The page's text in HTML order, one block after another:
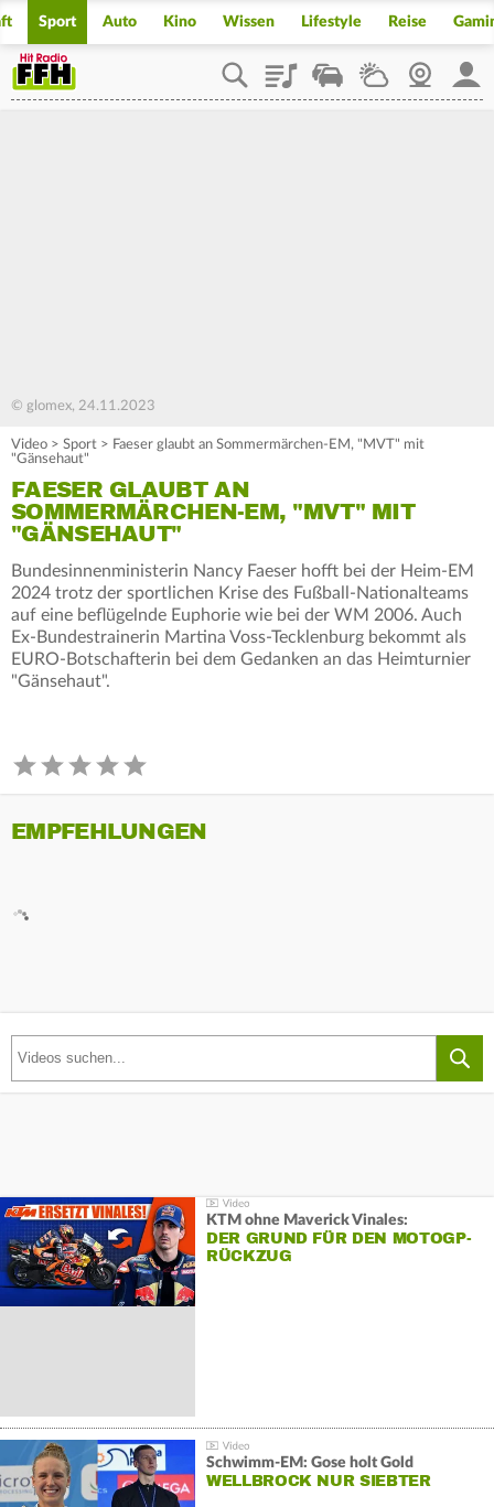
Sport Auto Kino Wissen Lifestyle Reise
PlaylistStaupilotWetterWebcam
© glomex, 24.11.2023
Video > Sport > Faeser glaubt an Sommermärchen-EM, "MVT" mit
"Gänsehaut"
FAESER GLAUBT AN
SOMMERMÄRCHEN-EM, "MVT" MIT
"GÄNSEHAUT"
Bundesinnenministerin Nancy Faeser hofft bei der Heim-EM
2024 trotz der sportlichen Krise des Fußball-Nationalteams
auf eine beflügelnde Euphorie wie bei der WM 2006. Auch
Ex-Bundestrainerin Martina Voss-Tecklenburg bekommt als
EURO-Botschafterin bei dem Gedanken an das Heimturnier
"Gänsehaut".
EMPFEHLUNGEN
KTM ohne Maverick Vinales:
DER GRUND FÜR DEN MOTOGP-
RÜCKZUG
Schwimm-EM: Gose holt Gold
WELLBROCK NUR SIEBTER